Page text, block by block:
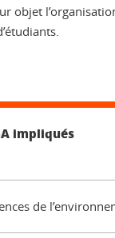
objet
impliqués
de